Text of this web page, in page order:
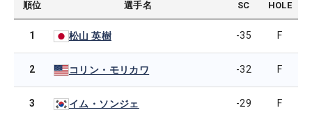
順位 選手名 SC HOLE
1 松山 英樹 -35 F
2 コリン・モリカワ -32 F
3 イム・ソンジェ -29 F